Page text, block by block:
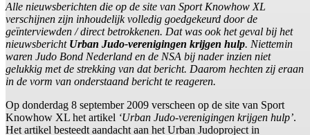
Alle nieuwsberichten die op de site van Sport Knowhow XL
verschijnen zijn inhoudelijk volledig goedgekeurd door de
geïnterviewden / direct betrokkenen. Dat was ook het geval bij het
nieuwsbericht Urban Judo-verenigingen krijgen hulp. Niettemin
waren Judo Bond Nederland en de NSA bij nader inzien niet
gelukkig met de strekking van dat bericht. Daarom hechten zij eraan
in de vorm van onderstaand bericht te reageren.
Op donderdag 8 september 2009 verscheen op de site van Sport
Knowhow XL het artikel ‘Urban Judo-verenigingen krijgen hulp’.
Het artikel besteedt aandacht aan het Urban Judoproject in